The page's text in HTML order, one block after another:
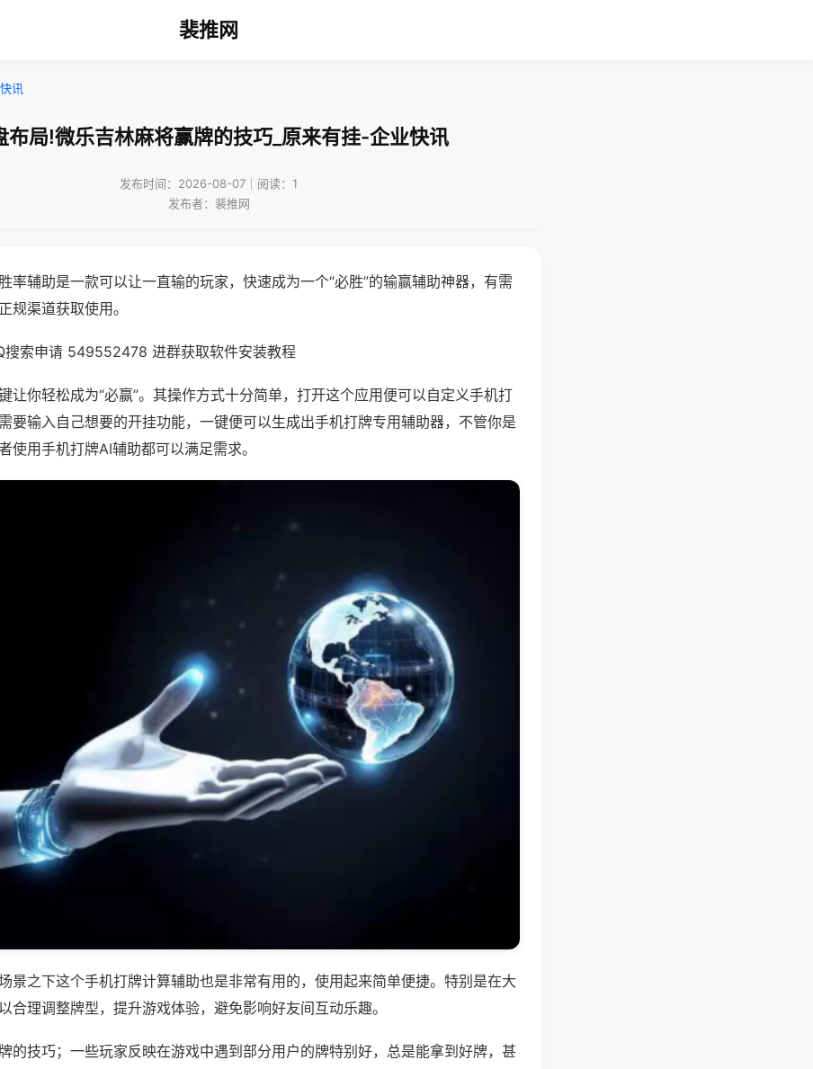
裴推网
讯
布局!微乐吉林麻将赢牌的技巧_原来有挂-企业快讯
发布时间：2026-08-07｜阅读：1
发布者：裴推网
率辅助是一款可以让一直输的玩家，快速成为一个“必胜”的输赢辅助神器，有需
规渠道获取使用。
搜索申请 549552478 进群获取软件安装教程
让你轻松成为“必赢”。其操作方式十分简单，打开这个应用便可以自定义手机打
要输入自己想要的开挂功能，一键便可以生成出手机打牌专用辅助器，不管你是
使用手机打牌AI辅助都可以满足需求。
景之下这个手机打牌计算辅助也是非常有用的，使用起来简单便捷。特别是在大
合理调整牌型，提升游戏体验，避免影响好友间互动乐趣。
的技巧；一些玩家反映在游戏中遇到部分用户的牌特别好，总是能拿到好牌，甚